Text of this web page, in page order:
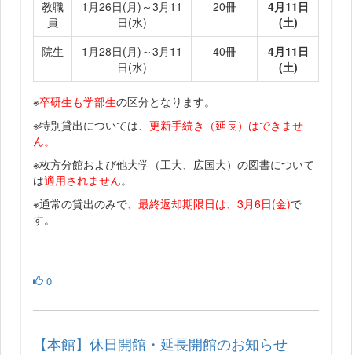
教職
員
1月26日(月)～3月11
日(水)
20冊
4月11日
(土)
院生
1月28日(月)～3月11
日(水)
40冊
4月11日
(土)
※卒研生も学部生の区分となります。
※特別貸出については、 更新手続き（延長）はできませ
ん。
※枚方分館および他大学（工大、広国大）の図書について
は適用されません。
※通常の貸出のみで、 最終返却期限日は、3月6日(金)で
す。
0
【本館】休日開館・延長開館のお知らせ